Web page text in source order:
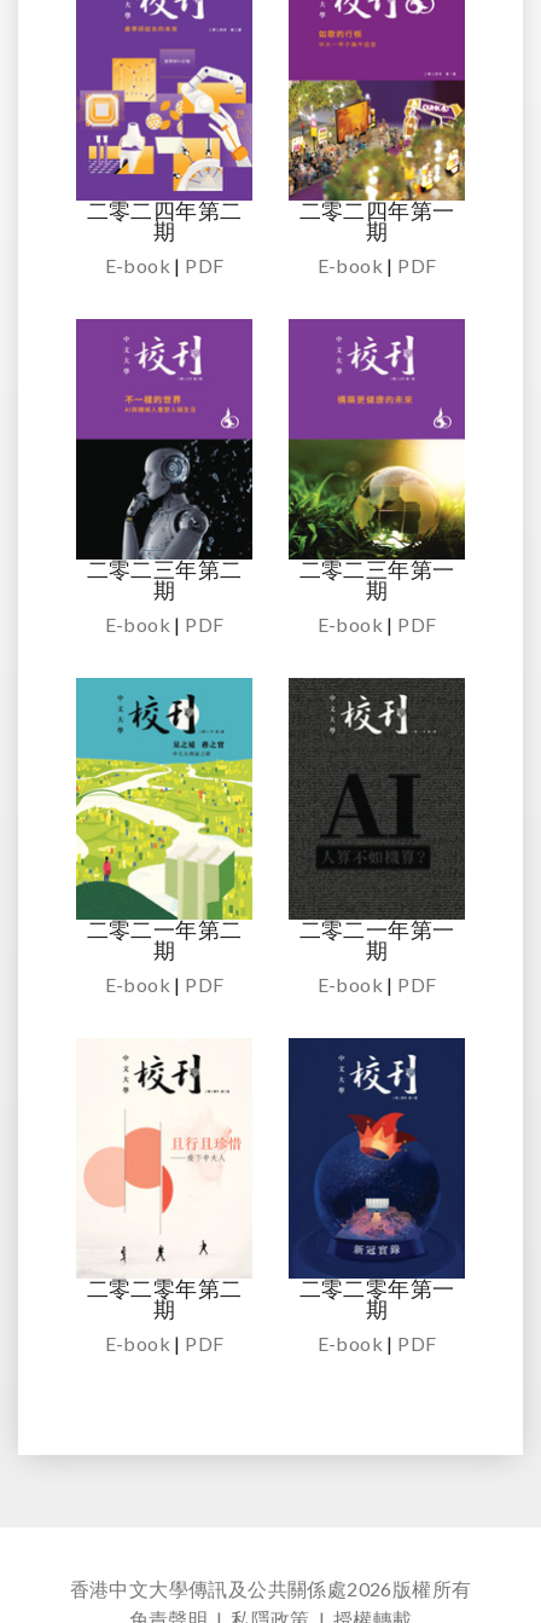
二零二四年第二
期
E-book | PDF
二零二四年第一
期
E-book | PDF
二零二三年第二
期
E-book | PDF
二零二三年第一
期
E-book | PDF
二零二一年第二
期
E-book | PDF
二零二一年第一
期
E-book | PDF
二零二零年第二
期
E-book | PDF
二零二零年第一
期
E-book | PDF
香港中文大學傳訊及公共關係處2026版權所有